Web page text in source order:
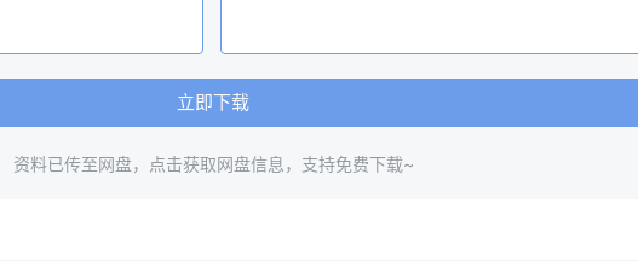
立即下载
资料已传至网盘，点击获取网盘信息，支持免费下载~